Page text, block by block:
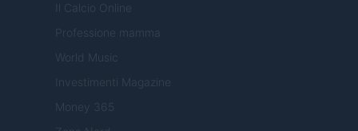
Il Calcio Online
Professione mamma
World Music
Investimenti Magazine
Money 365